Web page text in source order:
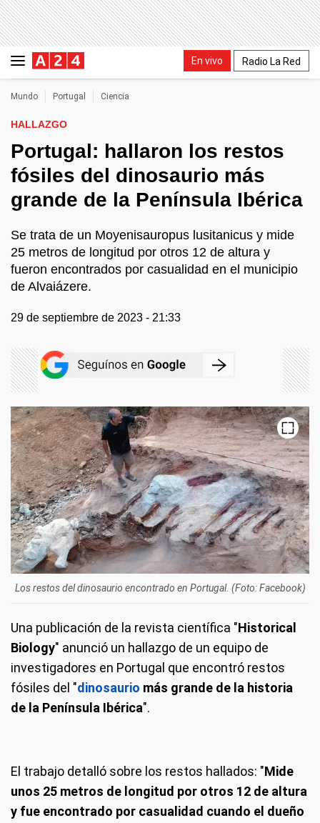
En vivo Radio La Red
Mundo Portugal Ciencia
HALLAZGO
Portugal: hallaron los restos
fósiles del dinosaurio más
grande de la Península Ibérica
Se trata de un Moyenisauropus lusitanicus y mide
25 metros de longitud por otros 12 de altura y
fueron encontrados por casualidad en el municipio
de Alvaiázere.
29 de septiembre de 2023 - 21:33
Los restos del dinosaurio encontrado en Portugal. (Foto: Facebook)
Una publicación de la revista científica "Historical
Biology" anunció un hallazgo de un equipo de
investigadores en Portugal que encontró restos
fósiles del "dinosaurio más grande de la historia
de la Península Ibérica".
El trabajo detalló sobre los restos hallados: "Mide
unos 25 metros de longitud por otros 12 de altura
y fue encontrado por casualidad cuando el dueño